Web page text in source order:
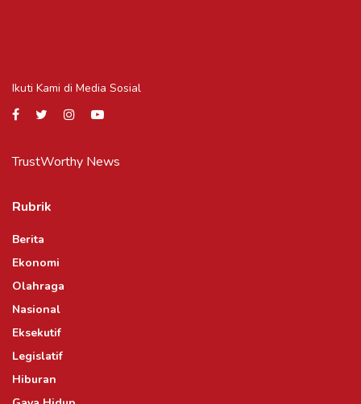
Ikuti Kami di Media Sosial
TrustWorthy News
Rubrik
Berita
Ekonomi
Olahraga
Nasional
Eksekutif
Legislatif
Hiburan